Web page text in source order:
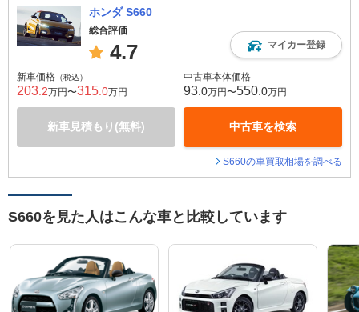
ホンダ S660
総合評価
4.7 マイカー登録
新車価格 （税込）
203 .2万円〜315 .0万円
新車見積もり(無料)
中古車本体価格
93 .0万円〜550 .0万円
中古車を検索
S660の車買取相場を調べる
S660を見た人はこんな車と比較しています